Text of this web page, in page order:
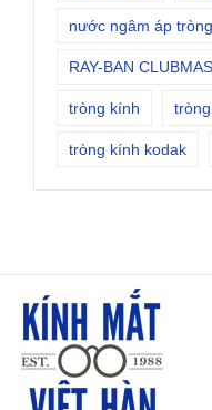
nước ngâm áp
RAY-BAN
tròng kính
tròng kính kodak